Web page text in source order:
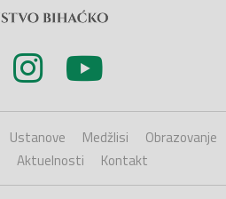
Ustanove Medžlisi
Obrazovanje
Aktuelnosti Kontakt